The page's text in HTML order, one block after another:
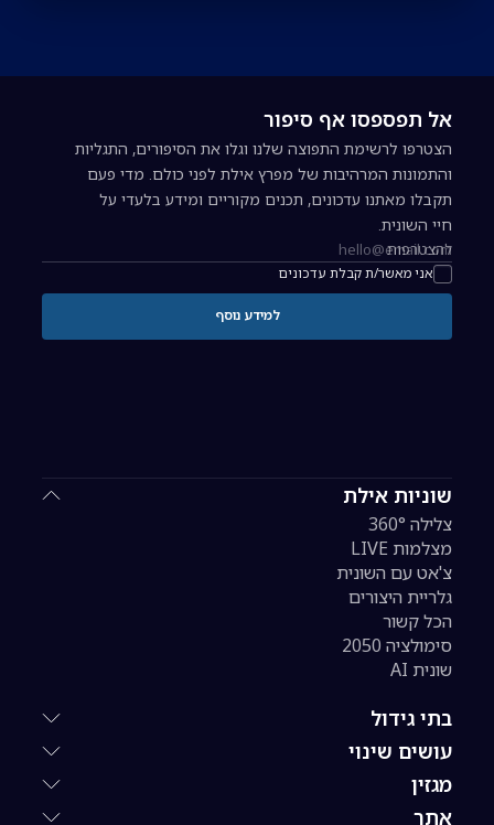
שוניות אילת
צלילה 360°
מצלמות LIVE
צ'אט עם השונית
גלריית היצורים
הכל קשור
סימולציה 2050
שונית AI
בתי גידול
עושים שינוי
מגזין
אתר
אל תפספסו אף סיפור
הצטרפו לרשימת התפוצה שלנו וגלו את הסיפורים, התגליות
והתמונות המרהיבות של מפרץ אילת לפני כולם. מדי פעם
תקבלו מאתנו עדכונים, תכנים מקוריים ומידע בלעדי על
חיי השונית.
כתובת אימייל להרשמה לניוזלטר
אני מאשר/ת קבלת עדכונים
להצטרפות
למידע נוסף